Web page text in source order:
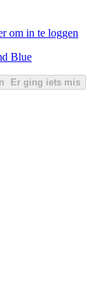
om in te loggen
Blue
Er ging iets mis